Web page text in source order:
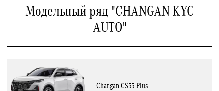
Модельный ряд "CHANGAN KYC
АUTO"
Changan CS55 Plus